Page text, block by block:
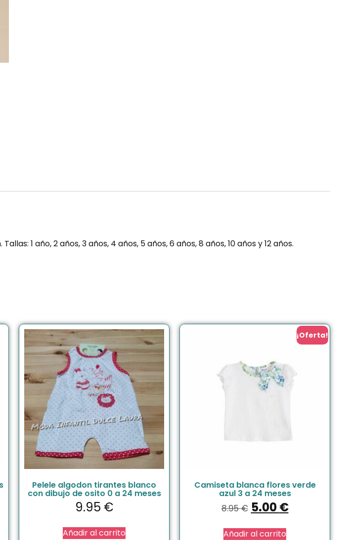
1 año, 2 años, 3 años, 4 años, 5 años, 6 años, 8 años, 10 años y 12 años.
Pelele algodon tirantes blanco
con dibujo de osito 0 a 24 meses
9.95 €
Añadir al carrito
¡Oferta!
Camiseta blanca flores verde
azul 3 a 24 meses
8.95€ 5.00€
Añadir al carrito